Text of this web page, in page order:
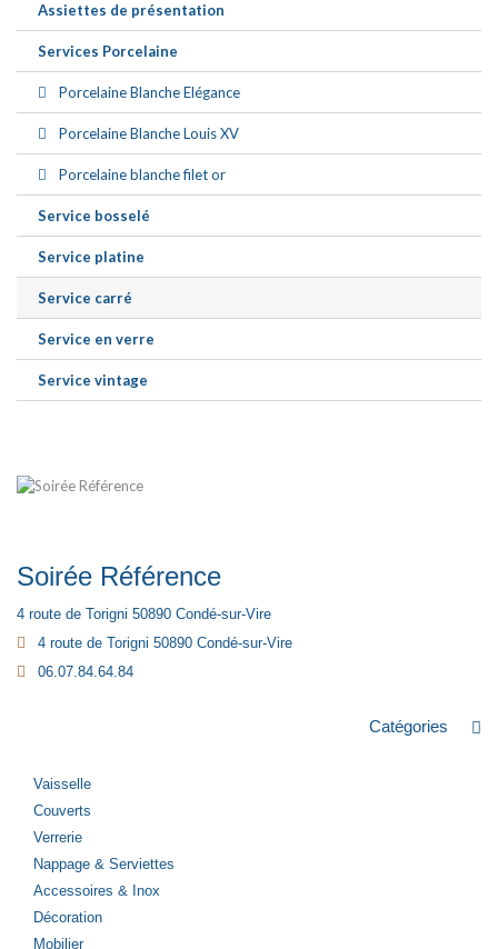
Assiettes de présentation
Services Porcelaine
Porcelaine Blanche Elégance
Porcelaine Blanche Louis XV
Porcelaine blanche filet or
Service bosselé
Service platine
Service carré
Service en verre
Service vintage
Soirée Référence
4 route de Torigni 50890 Condé-sur-Vire
4 route de Torigni 50890 Condé-sur-Vire
06.07.84.64.84
Catégories
Vaisselle
Couverts
Verrerie
Nappage & Serviettes
Accessoires & Inox
Décoration
Mobilier